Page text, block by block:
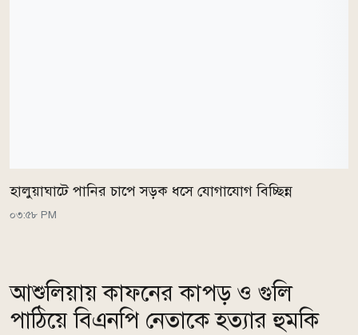
হালুয়াঘাটে পানির চাপে সড়ক ধসে যোগাযোগ বিচ্ছিন্ন
০৩:৫৮ PM
আশুলিয়ায় কাফনের কাপড় ও গুলি
পাঠিয়ে বিএনপি নেতাকে হত্যার হুমকি